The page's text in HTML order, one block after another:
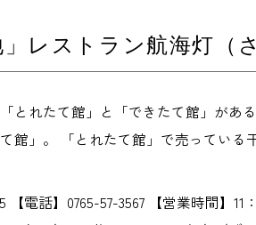
レストラン航海灯（
とれたて館」と「できたて館」があ
館」。 「とれたて館」で売っている
【電話】0765-57-3567 【営業時間】